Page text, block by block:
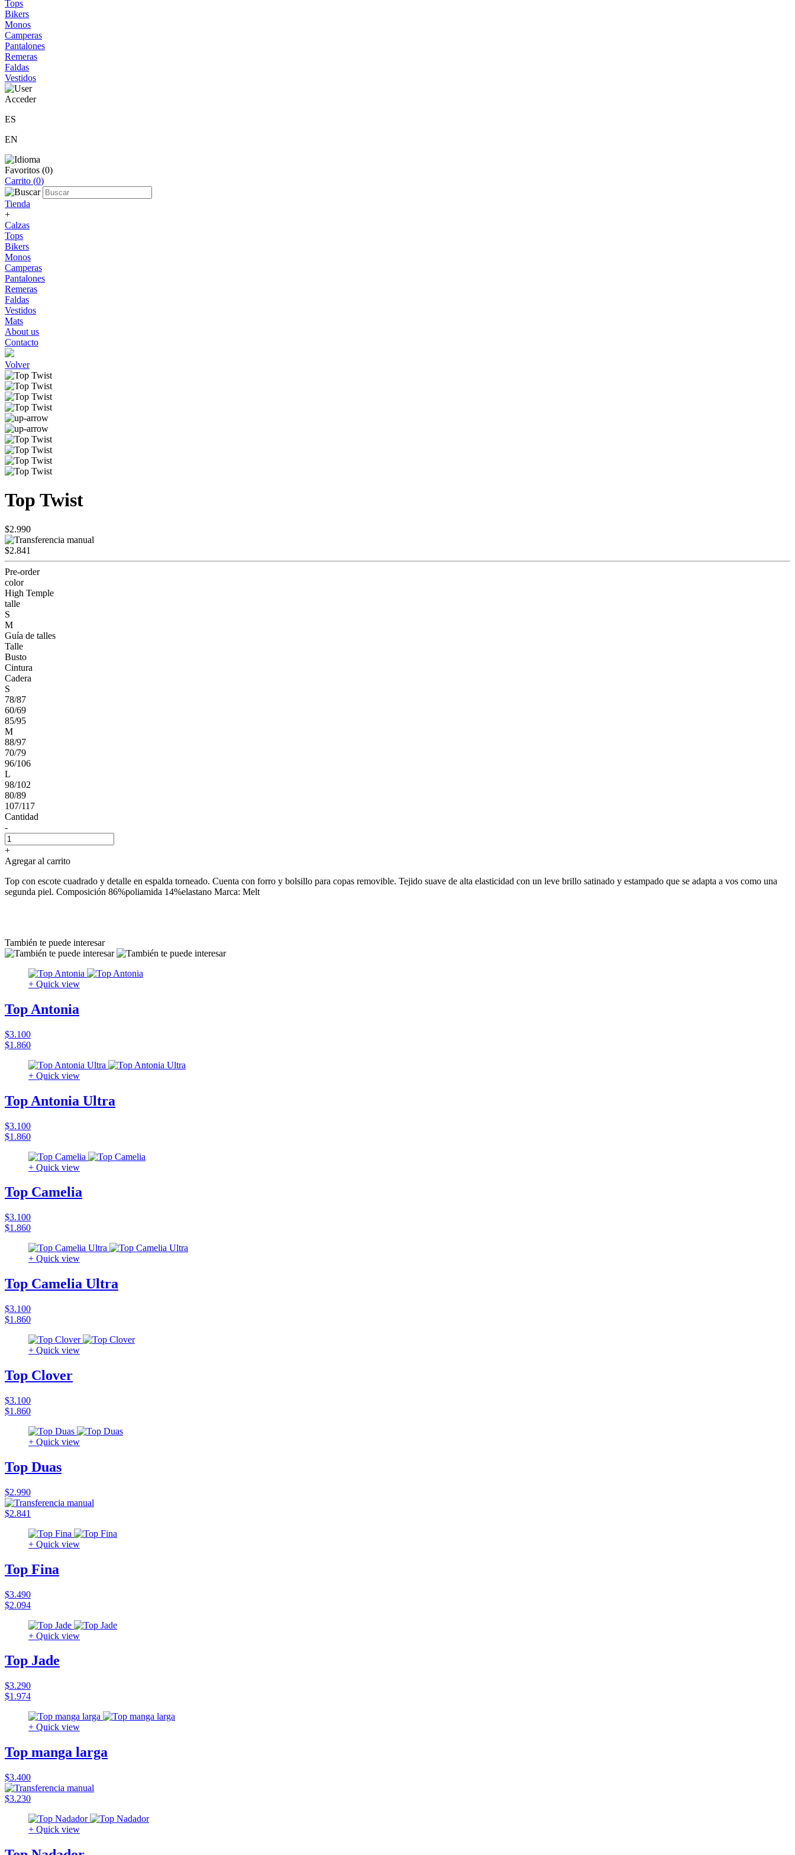
Tops
Bikers
Monos
Camperas
Pantalones
Remeras
Faldas
Vestidos
Acceder
ES
EN
Favoritos (0)
Carrito (0)
Tienda
+
Calzas
Tops
Bikers
Monos
Camperas
Pantalones
Remeras
Faldas
Vestidos
Mats
About us
Contacto
Volver
Top Twist
$2.990
$2.841
Pre-order
color
High Temple
talle
S
M
Guía de talles
Talle
Busto
Cintura
Cadera
S
78/87
60/69
85/95
M
88/97
70/79
96/106
L
98/102
80/89
107/117
Cantidad
-
+
Agregar al carrito
Top con escote cuadrado y detalle en espalda torneado. Cuenta con forro y bolsillo para copas removible. Tejido suave de alta elasticidad con un leve brillo satinado y estampado que se adapta a vos como una
segunda piel. Composición 86%poliamida 14%elastano Marca: Melt
También te puede interesar
+ Quick view
Top Antonia
$3.100
$1.860
+ Quick view
Top Antonia Ultra
$3.100
$1.860
+ Quick view
Top Camelia
$3.100
$1.860
+ Quick view
Top Camelia Ultra
$3.100
$1.860
+ Quick view
Top Clover
$3.100
$1.860
+ Quick view
Top Duas
$2.990
$2.841
+ Quick view
Top Fina
$3.490
$2.094
+ Quick view
Top Jade
$3.290
$1.974
+ Quick view
Top manga larga
$3.400
$3.230
+ Quick view